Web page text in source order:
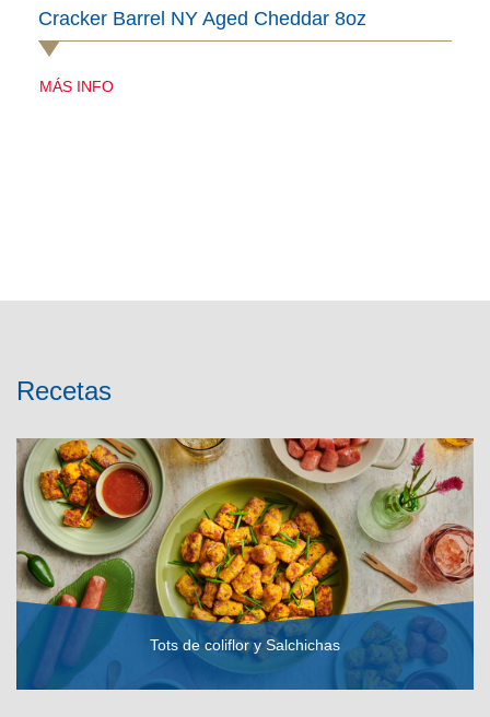
Cracker Barrel NY Aged Cheddar 8oz
MÁS INFO
Recetas
Tots de coliflor y Salchichas